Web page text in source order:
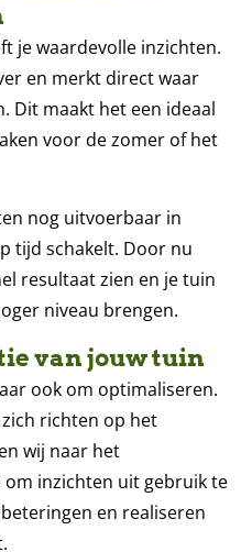
je waardevolle inzichten.
en merkt direct waar
Dit maakt het een ideaal
voor de zomer of het
nog uitvoerbaar in
tijd schakelt. Door nu
resultaat zien en je tuin
niveau brengen.
van jouw tuin
ook om optimaliseren.
richten op het
wij naar het
inzichten uit gebruik te
en realiseren